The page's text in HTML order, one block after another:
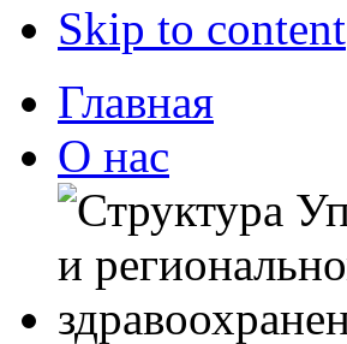
Skip to content
Главная
О нас